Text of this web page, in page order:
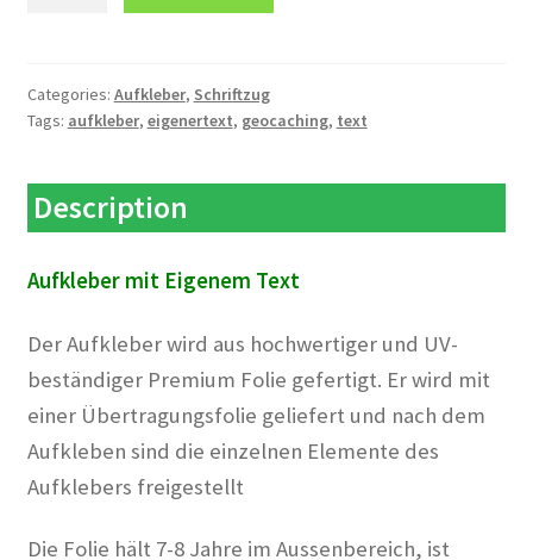
Categories: Aufkleber, Schriftzug
Tags: aufkleber, eigenertext, geocaching, text
Description
Aufkleber mit Eigenem Text
Der Aufkleber wird aus hochwertiger und UV-
beständiger Premium Folie gefertigt. Er wird mit
einer Übertragungsfolie geliefert und nach dem
Aufkleben sind die einzelnen Elemente des
Aufklebers freigestellt
Die Folie hält 7-8 Jahre im Aussenbereich, ist